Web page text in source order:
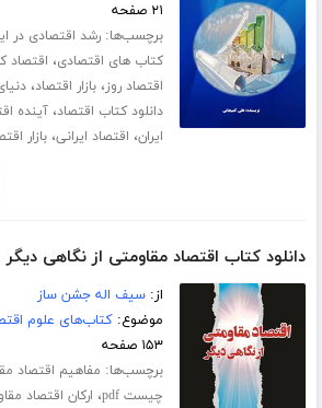
۲۱ صفحه
برچسب‌ها:رشد اقتصادی در
کتاب های اقتصادی، اقتصاد
اقتصاد روز،بازار اقتصاد،
دانلود کتاب اقتصاد،آینده
ایران، اقتصاد ایرانی،بازار
دانلود کتاب اقتصاد مقاومتی از نگاهی دیگر
از:سیف اله جشن ساز
موضوع:کتاب‌های علوم
۱۵۳ صفحه
برچسب‌ها: مفاهیم اقتصاد
چیست pdf
، ارکان اقتصاد